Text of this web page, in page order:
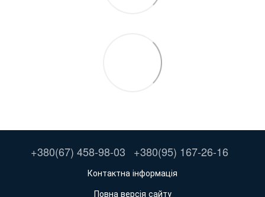
+380(67) 458-98-03 +380(95) 167-26-16
Контактна інформація
Повна версія сайту